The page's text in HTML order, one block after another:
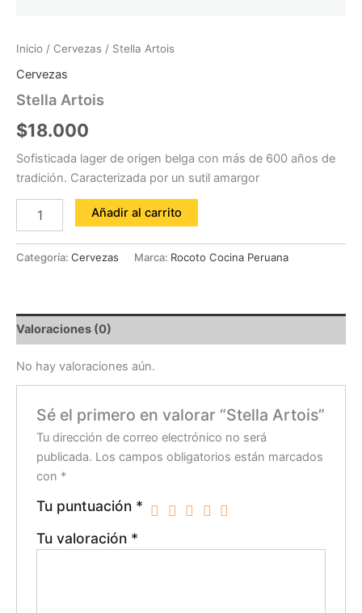
Inicio / Cervezas / Stella Artois
Cervezas
Stella Artois
$18.000
Sofisticada lager de origen belga con más de 600 años de
tradición. Caracterizada por un sutil amargor
Añadir al carrito
Categoría: Cervezas Marca: Rocoto Cocina Peruana
Valoraciones (0)
No hay valoraciones aún.
Sé el primero en valorar “Stella Artois”
Tu dirección de correo electrónico no será
publicada. Los campos obligatorios están marcados
con *
Tu puntuación *
Tu valoración *